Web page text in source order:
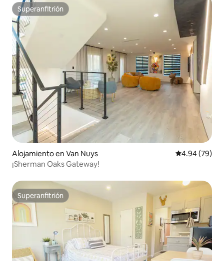
Superanfitrión
Superanfitrión
Alojamiento en Van Nuys Calificación
4.94 (79)
¡Sherman Oaks Gateway!
Superanfitrión
Superanfitrión